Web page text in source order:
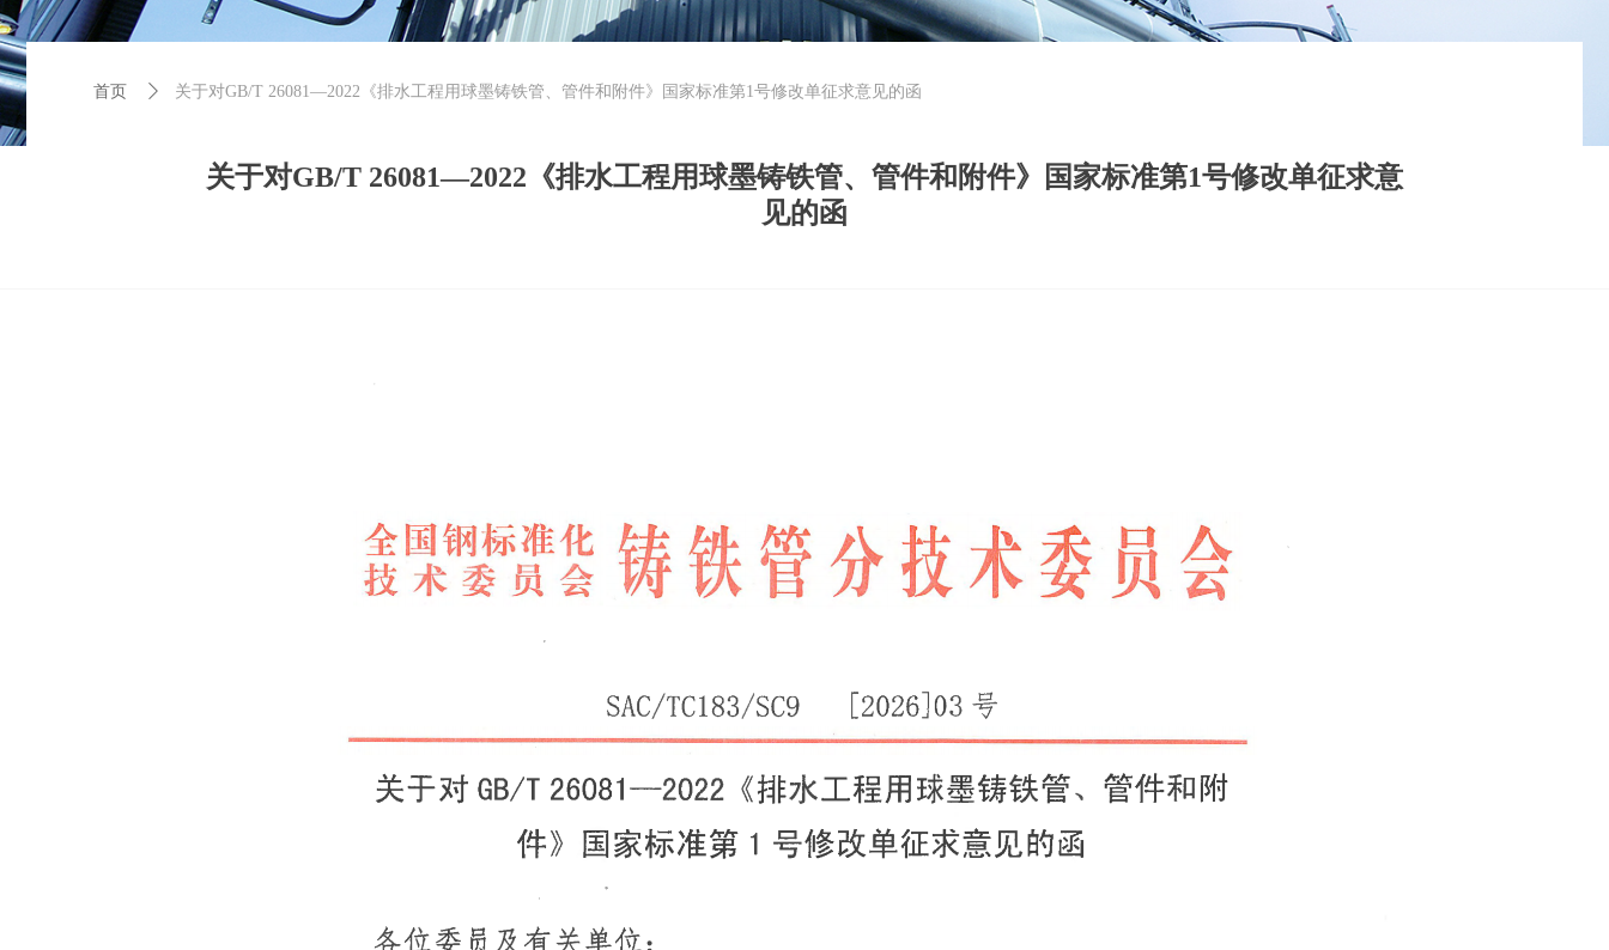
关于对GB/T 26081—2022《排水工程用球墨铸铁管、管件和附件》国家标准第1号修改单征求意
见的函
首页 ꄲ 关于对GB/T 26081—2022《排水工程用球墨铸铁管、管件和附件》国家标准第1号修改单征求意见的函
首页